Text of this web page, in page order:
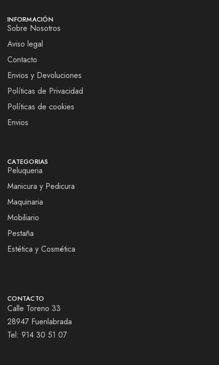
INFORMACIÓN
Sobre Nosotros
Aviso legal
Contacto
Envios y Devoluciones
Políticas de Privacidad
Políticas de cookies
Envios
CATEGORIAS
Peluqueria
Manicura y Pedicura
Maquinaria
Mobiliario
Pestaña
Estética y Cosmética
CONTACTO
Calle Toreno 33
28947 Fuenlabrada
Tel: 914 30 51 07